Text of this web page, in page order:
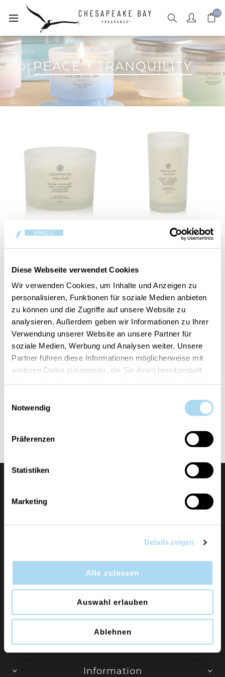
Diese Webseite verwendet Cookies
Wir verwenden Cookies, um Inhalte und Anzeigen zu
personalisieren, Funktionen für soziale Medien anbieten
zu können und die Zugriffe auf unsere Website zu
analysieren. Außerdem geben wir Informationen zu Ihrer
Verwendung unserer Website an unsere Partner für
soziale Medien, Werbung und Analysen weiter. Unsere
Partner führen diese Informationen möglicherweise mit
weiteren Daten zusammen, die Sie ihnen bereitgestellt
Notwendig
Präferenzen
Statistiken
Marketing
Details zeigen
Alle zulassen
Auswahl erlauben
Ablehnen
(0)
PEACE + TRANQUILITY
Peace & Tranquility 3-
Peace & Tranquility
Medium Tumbler
Small Tumbler
CHF 14.90
Duftkerzen und Raumdüfte der Marken Yankee
Candle, WoodWick, Chesapeake Bay Candle und
Cerería Mollá direkt vom Generalimporteur für die
Schweiz.
MEHR LESEN
Information